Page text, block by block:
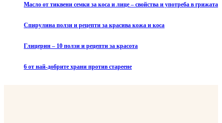
Масло от тиквени семки за коса и лице – свойства и употреба в грижата
Спирулина ползи и рецепти за красива кожа и коса
Глицерин – 10 ползи и рецепти за красота
6 от най-добрите храни против стареене